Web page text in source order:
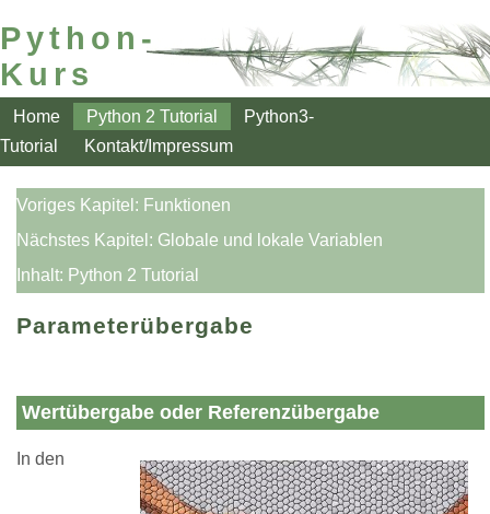
Python-
Kurs
Home Python 2 Tutorial
Python3-
Tutorial
Kontakt/Impressum
Voriges Kapitel: Funktionen
Nächstes Kapitel: Globale und lokale Variablen
Inhalt: Python 2 Tutorial
Parameterübergabe
Wertübergabe oder Referenzübergabe
In den